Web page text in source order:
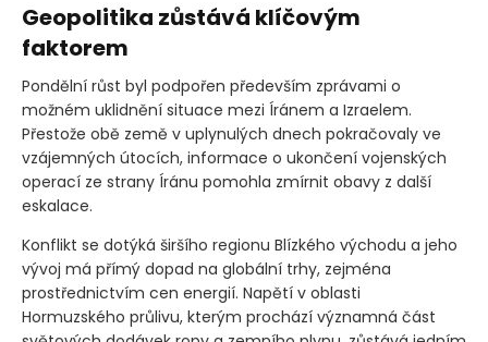
Geopolitika zůstává klíčovým
faktorem
Pondělní růst byl podpořen především zprávami o
možném uklidnění situace mezi Íránem a Izraelem.
Přestože obě země v uplynulých dnech pokračovaly ve
vzájemných útocích, informace o ukončení vojenských
operací ze strany Íránu pomohla zmírnit obavy z další
eskalace.
Konflikt se dotýká širšího regionu Blízkého východu a jeho
vývoj má přímý dopad na globální trhy, zejména
prostřednictvím cen energií. Napětí v oblasti
Hormuzského průlivu, kterým prochází významná část